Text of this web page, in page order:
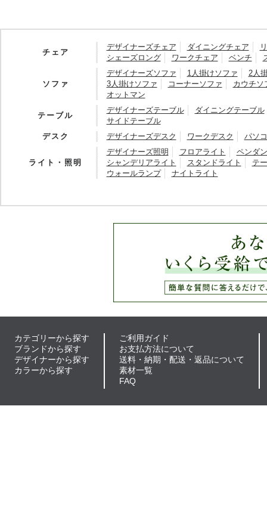
チェア
デザイナーズチェア ダイニングチェア
シェーズロング
ワークチェア ベンチ
ソファ
デザイナーズソファ 1人掛けソファ
2人
3人掛けソファ
コーナーソファ
カウチソ
オットマン
テーブル
デザイナーズテーブル
ダイニングテーブル
サイドテーブル
デスク
デザイナーズデスク ワークデスク パソ
ライト・照明
デザイナーズ照明 フロアライト
ペンダ
シャンデリアライト
スタンドライト
テ
ウォールランプ
ナイトライト
カテゴリーから探す
ブランドから探す
デザイナーから探す
カラーから探す
ご利用ガイド
お支払方法について
送料・納期・配送・返品について
素材一覧
FAQ